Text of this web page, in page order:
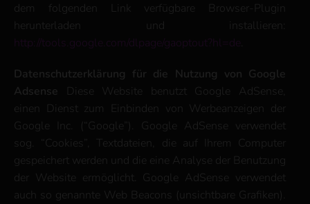
dem folgenden Link verfügbare Browser-Plugin
herunterladen und installieren:
http://tools.google.com/dlpage/gaoptout?hl=de
Datenschutzerklärung für die Nutzung von Google
Adsense Diese Website benutzt Google AdSense,
einen Dienst zum Einbinden von Werbeanzeigen der
Google Inc. (“Google”). Google AdSense verwendet
sog. “Cookies”, Textdateien, die auf Ihrem Computer
gespeichert werden und die eine Analyse der Benutzung
der Website ermöglicht. Google AdSense verwendet
auch so genannte Web Beacons (unsichtbare Grafiken).